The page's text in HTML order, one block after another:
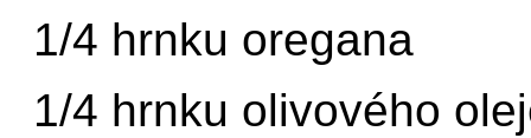
1/4 hrnku oregana
1/4 hrnku olivového